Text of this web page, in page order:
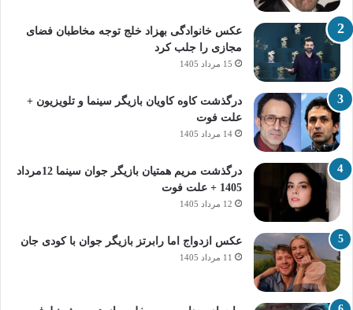
عکس خانوادگی بهزاد خلج توجه مخاطبان فضای
مجازی را جلب کرد
15 مرداد 1405
درگذشت کاوه کاویان بازیگر سینما و تلویزیون +
علت فوت
14 مرداد 1405
درگذشت مریم همتیان بازیگر جوان سینما 12مرداد
1405 + علت فوت
12 مرداد 1405
عکس ازدواج اما رابرتز بازیگر جوان با کودی جان
11 مرداد 1405